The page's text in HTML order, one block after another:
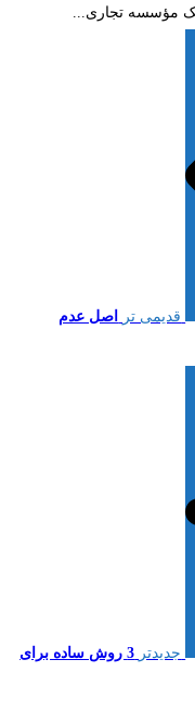
مؤسسه تجاری...
قدیمی تر
اصل عدم
جدیدتر
3 روش ساده برای